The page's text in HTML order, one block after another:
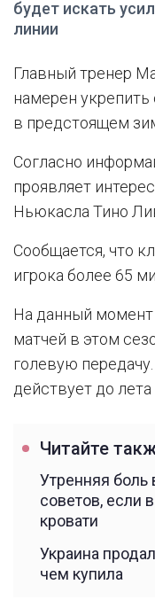
будет искать
линии
Главный тренер
намерен
в предстоящем
Согласно
проявляет
Ньюкасла Тино
Сообщается, что
игрока более 65
На данный
матчей в этом
голевую
действует до лета
Читайте
Утренняя боль
советов, если
кровати
Украина
чем купила